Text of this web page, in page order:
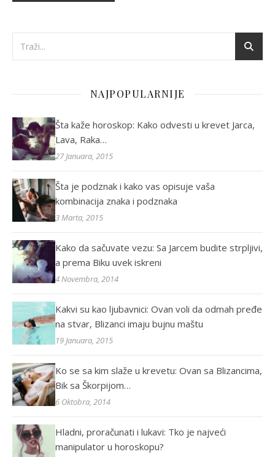
NAJPOPULARNIJE
Šta kaže horoskop: Kako odvesti u krevet Jarca,
Lava, Raka…
27 Januara, 2015
Šta je podznak i kako vas opisuje vaša
kombinacija znaka i podznaka
3 Marta, 2015
Kako da sačuvate vezu: Sa Jarcem budite strpljivi,
a prema Biku uvek iskreni
4 Novembra, 2014
Kakvi su kao ljubavnici: Ovan voli da odmah pređe
na stvar, Blizanci imaju bujnu maštu
19 Januara, 2015
Ko se sa kim slaže u krevetu: Ovan sa Blizancima,
Bik sa Škorpijom…
6 Oktobra, 2014
Hladni, proračunati i lukavi: Tko je najveći
manipulator u horoskopu?